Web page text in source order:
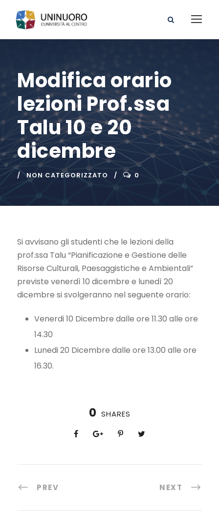
Modifica orario
lezioni Prof.ssa
Talu 10 e 20
dicembre
NON CATEGORIZZATO 0
Si avvisano gli studenti che le lezioni della
prof.ssa Talu “Pianificazione e Gestione delle
Risorse Culturali, Paesaggistiche e Ambientali”
previste venerdì 10 dicembre e lunedì 20
dicembre si svolgeranno nel seguente orario:
Venerdi 10 Dicembre dalle ore 11.30 alle ore
14.30
Lunedi 20 Dicembre dalle ore 13.00 alle ore
16.30.
0 SHARES
PREV NEXT